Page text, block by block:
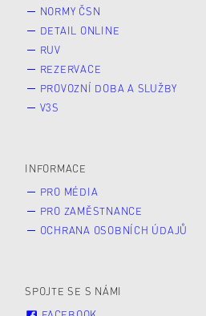
NORMY ČSN
DETAIL ONLINE
RUV
REZERVACE
PROVOZNÍ DOBA A SLUŽBY
V3S
INFORMACE
PRO MÉDIA
PRO ZAMĚSTNANCE
OCHRANA OSOBNÍCH ÚDAJŮ
SPOJTE SE S NÁMI